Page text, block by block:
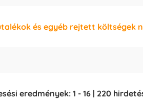
és egyéb rejtett költségek
eredmények: 1 - 16| 220